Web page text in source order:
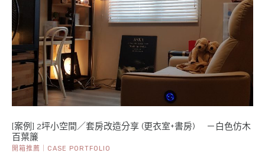
[案例] 2坪小空間／套房改造分享 (更衣室+書房) －白色仿木
百葉簾
開箱推薦｜CASE PORTFOLIO